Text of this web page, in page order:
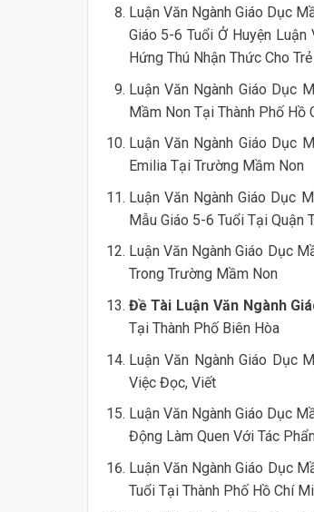
Luận Văn Ngành Giáo Dục
Giáo 5-6 Tuổi Ở Huyện
Hứng Thú Nhận Thức Cho
Luận Văn Ngành Giáo Dục
Mầm Non Tại Thành Phố Hồ
Luận Văn Ngành Giáo Dục
Emilia Tại Trường Mầm Non
Luận Văn Ngành Giáo Dục
Mẫu Giáo 5-6 Tuổi Tại Quận
Luận Văn Ngành Giáo Dục
Trong Trường Mầm Non
Đề Tài Luận Văn Ngành
Tại Thành Phố Biên Hòa
Luận Văn Ngành Giáo Dục
Việc Đọc, Viết
Luận Văn Ngành Giáo Dục
Động Làm Quen Với Tác
Luận Văn Ngành Giáo Dục
Tuổi Tại Thành Phố Hồ Chí